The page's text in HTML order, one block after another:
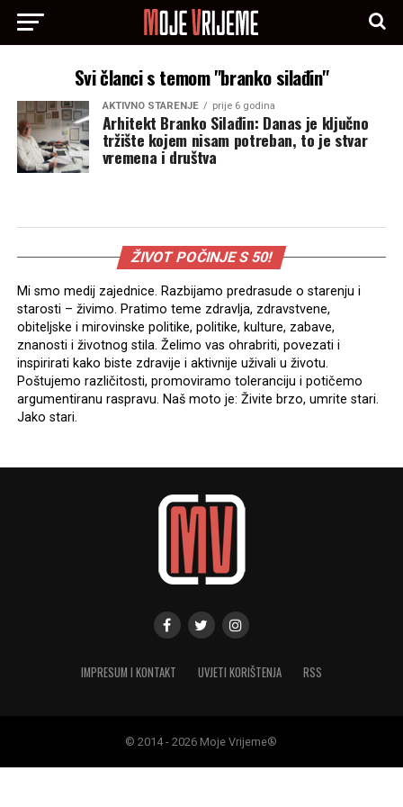
Svi članci s temom "branko silađin"
AKTIVNO STARENJE prije 6 godina
Arhitekt Branko Silađin: Danas je ključno
tržište kojem nisam potreban, to je stvar
vremena i društva
ŽIVOT POČINJE S 50!
Mi smo medij zajednice. Razbijamo predrasude o starenju i
starosti – živimo. Pratimo teme zdravlja, zdravstvene,
obiteljske i mirovinske politike, politike, kulture, zabave,
znanosti i životnog stila. Želimo vas ohrabriti, povezati i
inspirirati kako biste zdravije i aktivnije uživali u životu.
Poštujemo različitosti, promoviramo toleranciju i potičemo
argumentiranu raspravu. Naš moto je: Živite brzo, umrite stari.
Jako stari.
IMPRESUM I KONTAKT UVJETI KORIŠTENJA RSS
© 2014 - 2026 Moje Vrijeme®